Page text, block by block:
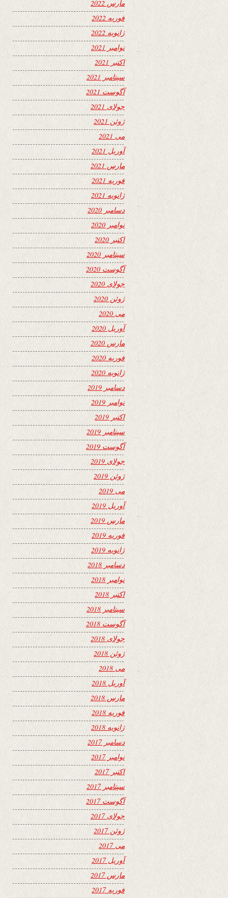
مارس 2022
فوریه 2022
ژانویه 2022
نوامبر 2021
اکتبر 2021
سپتامبر 2021
آگوست 2021
جولای 2021
ژوئن 2021
می 2021
آوریل 2021
مارس 2021
فوریه 2021
ژانویه 2021
دسامبر 2020
نوامبر 2020
اکتبر 2020
سپتامبر 2020
آگوست 2020
جولای 2020
ژوئن 2020
می 2020
آوریل 2020
مارس 2020
فوریه 2020
ژانویه 2020
دسامبر 2019
نوامبر 2019
اکتبر 2019
سپتامبر 2019
آگوست 2019
جولای 2019
ژوئن 2019
می 2019
آوریل 2019
مارس 2019
فوریه 2019
ژانویه 2019
دسامبر 2018
نوامبر 2018
اکتبر 2018
سپتامبر 2018
آگوست 2018
جولای 2018
ژوئن 2018
می 2018
آوریل 2018
مارس 2018
فوریه 2018
ژانویه 2018
دسامبر 2017
نوامبر 2017
اکتبر 2017
سپتامبر 2017
آگوست 2017
جولای 2017
ژوئن 2017
می 2017
آوریل 2017
مارس 2017
فوریه 2017